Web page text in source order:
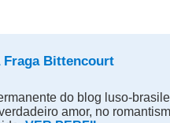
Fraga Bittencourt
do blog luso-
amor, no